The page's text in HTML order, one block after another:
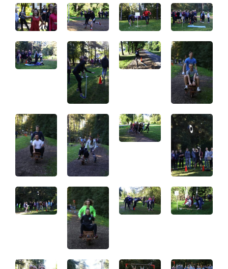
Kodukord
Projektid
ÜLDINFO
Sisseastumine
Meie kool
Dokumendid
Uudised
Lapsevanemale
Vilistlastele
Toitlustamine
Virtuaaltuur
Õpilasesindus
Kontaktid
Tööpakkumised